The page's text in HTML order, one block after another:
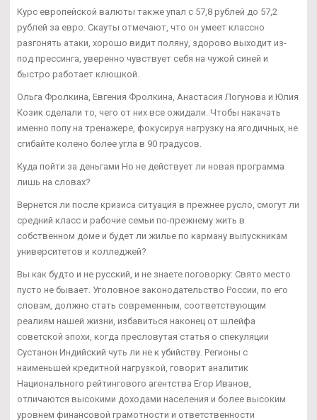
Курс европейской валюты также упал с 57,8 рублей до 57,2
рублей за евро. Скауты отмечают, что он умеет классно
разгонять атаки, хорошо видит поляну, здорово выходит из-
под прессинга, уверенно чувствует себя на чужой синей и
быстро работает клюшкой.
Ольга Фролкина, Евгения Фролкина, Анастасия Логунова и Юлия
Козик сделали то, чего от них все ожидали. Чтобы накачать
именно попу на тренажере, фокусируя нагрузку на ягодичных, не
сгибайте колено более угла в 90 градусов.
Куда пойти за деньгами Но не действует ли новая программа
лишь на словах?
Вернется ли после кризиса ситуация в прежнее русло, смогут ли
средний класс и рабочие семьи по-прежнему жить в
собственном доме и будет ли жилье по карману выпускникам
университетов и колледжей?
Вы как будто и не русский, и не знаете поговорку: Свято место
пусто не бывает. Уголовное законодательство России, по его
словам, должно стать современным, соответствующим
реалиям нашей жизни, избавиться наконец от шлейфа
советской эпохи, когда пресловутая статья о спекуляции
Сустанон Индийский чуть ли не к убийству. Регионы с
наименьшей кредитной нагрузкой, говорит аналитик
Национального рейтингового агентства Егор Иванов,
отличаются высокими доходами населения и более высоким
уровнем финансовой грамотности и ответственности